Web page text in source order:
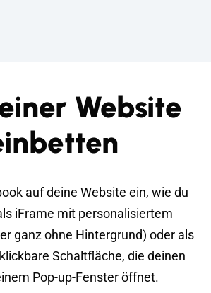
Website
auf deine Website ein, wie du
iFrame mit personalisiertem
ganz ohne Hintergrund) oder als
Schaltfläche, die deinen
Pop-up-Fenster öffnet.